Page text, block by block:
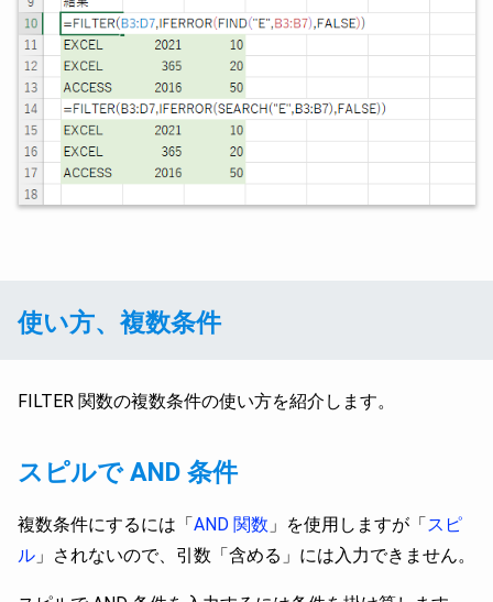
使い方、複数条件
FILTER 関数の複数条件の使い方を紹介します。
スピルで AND 条件
複数条件にするには「AND 関数 」を使用しますが「スピ
ル 」されないので、引数「含める」には入力できません。